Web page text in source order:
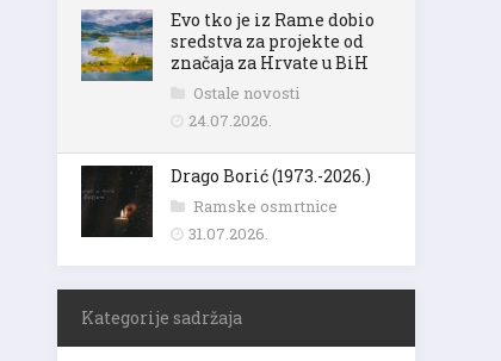
Evo tko je iz Rame dobio
sredstva za projekte od
značaja za Hrvate u BiH
Ostale novosti
24.07.2026.
Drago Borić (1973.-2026.)
Ramske osmrtnice
31.07.2026.
Kategorije sadržaja